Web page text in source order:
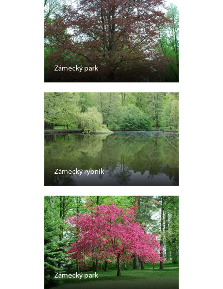
Zámecký park
Zámecký rybník
Zámecký park